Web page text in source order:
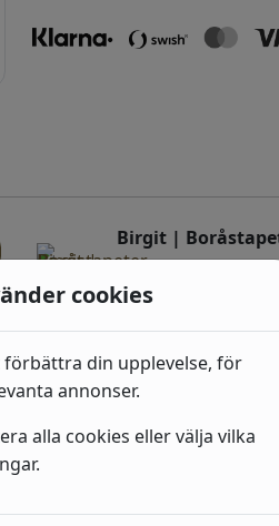
Birgit |
(5520) Rosa, Beige,
Industri 2
cookies
din upplevelse, för
annonser.
alla cookies eller välja vilka